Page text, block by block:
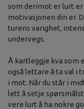
som derimot er lurt
motivasjonen din er.
turens varighet,
undervegs.
Å kartleggje kva som
også lettare å ta val i
i mot. Når du står i
lett å setje
vere lurt å ha nokre